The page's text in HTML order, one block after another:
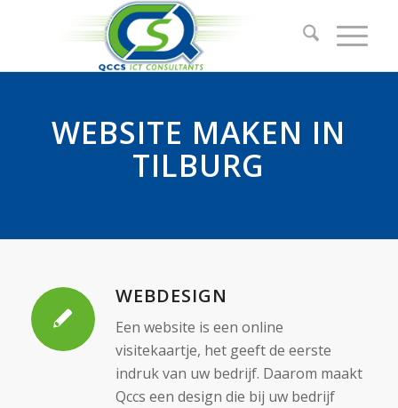
WEBSITE MAKEN IN
TILBURG
WEBDESIGN
Een website is een online
visitekaartje, het geeft de eerste
indruk van uw bedrijf. Daarom maakt
Qccs een design die bij uw bedrijf